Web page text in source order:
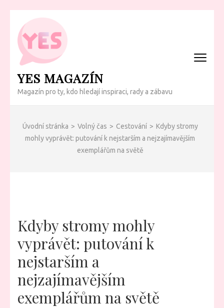
Přeskočit
obsah
(Enter)
YES MAGAZÍN
Magazín pro ty, kdo hledají inspiraci, rady a zábavu
Úvodní stránka > Volný čas > Cestování > Kdyby stromy
mohly vyprávět: putování k nejstarším a nejzajímavějším
exemplářům na světě
Kdyby stromy mohly
vyprávět: putování k
nejstarším a
nejzajímavějším
exemplářům na světě